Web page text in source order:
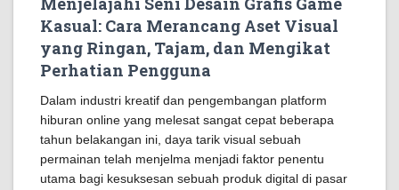
Kasual: Cara Merancang Aset Visual
yang Ringan, Tajam, dan Mengikat
Perhatian Pengguna
Dalam industri kreatif dan pengembangan platform
hiburan online yang melesat sangat cepat beberapa
tahun belakangan ini, daya tarik visual sebuah
permainan telah menjelma menjadi faktor penentu
utama bagi kesuksesan sebuah produk digital di pasar